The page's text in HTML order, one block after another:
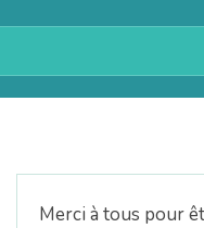
A
e
r
Navigation
Merci à tous pour